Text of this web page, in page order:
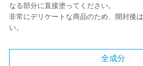
なる部分に直接塗ってください。
非常にデリケートな商品のため、開封後
い。
全成分